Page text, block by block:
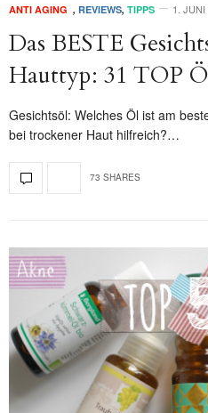
ANTI AGING , REVIEWS, TIPPS 1. JUNI
Das BESTE
Hauttyp: 31 TOP
Gesichtsöl: Welches Öl ist am
bei trockener Haut hilfreich?…
73 SHARES